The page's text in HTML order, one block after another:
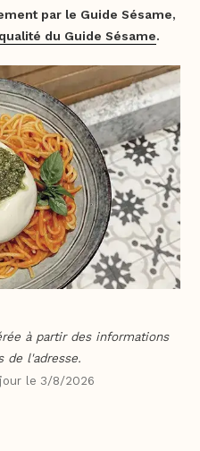
par le Guide Sésame,
du Guide Sésame.
à partir des informations
de l'adresse.
le 3/8/2026